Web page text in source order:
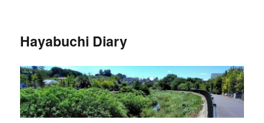
Hayabuchi Diary